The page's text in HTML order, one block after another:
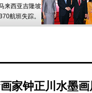
技在马来西亚推进零售银
来西亚吉隆坡
航班失踪。
家钟正川水墨